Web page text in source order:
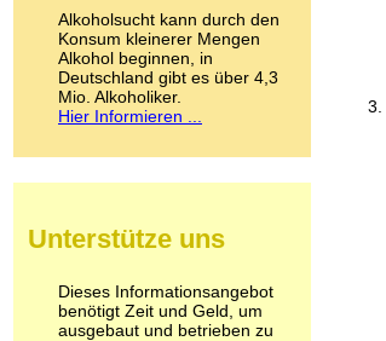
LSD
Marihuana
Medikamente
Meskalin
Metamphetamin
Methadon
Pilze
Psychopharmaka
Schlafmittel
Schmerzmittel
Alkoholsucht kann durch den
Konsum kleinerer Mengen
Alkohol beginnen, in
Deutschland gibt es über 4,3
Mio. Alkoholiker.
Hier Informieren ...
Unterstütze uns
Dieses Informationsangebot
benötigt Zeit und Geld, um
ausgebaut und betrieben zu